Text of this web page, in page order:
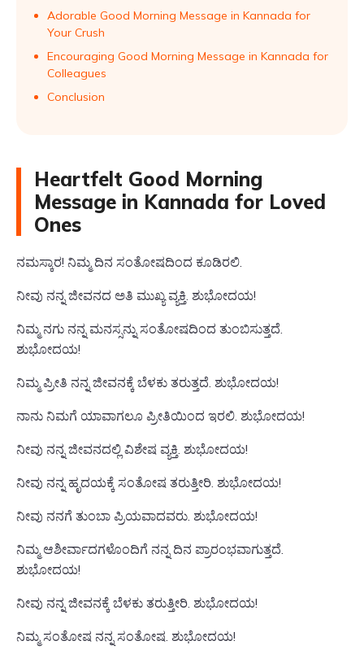
Adorable Good Morning Message in Kannada for
Your Crush
Encouraging Good Morning Message in Kannada for
Colleagues
Conclusion
Heartfelt Good Morning
Message in Kannada for Loved
Ones
ನಮಸ್ಕಾರ! ನಿಮ್ಮ ದಿನ ಸಂತೋಷದಿಂದ ಕೂಡಿರಲಿ.
ನೀವು ನನ್ನ ಜೀವನದ ಅತಿ ಮುಖ್ಯ ವ್ಯಕ್ತಿ. ಶುಭೋದಯ!
ನಿಮ್ಮ ನಗು ನನ್ನ ಮನಸ್ಸನ್ನು ಸಂತೋಷದಿಂದ ತುಂಬಿಸುತ್ತದೆ.
ಶುಭೋದಯ!
ನಿಮ್ಮ ಪ್ರೀತಿ ನನ್ನ ಜೀವನಕ್ಕೆ ಬೆಳಕು ತರುತ್ತದೆ. ಶುಭೋದಯ!
ನಾನು ನಿಮಗೆ ಯಾವಾಗಲೂ ಪ್ರೀತಿಯಿಂದ ಇರಲಿ. ಶುಭೋದಯ!
ನೀವು ನನ್ನ ಜೀವನದಲ್ಲಿ ವಿಶೇಷ ವ್ಯಕ್ತಿ. ಶುಭೋದಯ!
ನೀವು ನನ್ನ ಹೃದಯಕ್ಕೆ ಸಂತೋಷ ತರುತ್ತೀರಿ. ಶುಭೋದಯ!
ನೀವು ನನಗೆ ತುಂಬಾ ಪ್ರಿಯವಾದವರು. ಶುಭೋದಯ!
ನಿಮ್ಮ ಆಶೀರ್ವಾದಗಳೊಂದಿಗೆ ನನ್ನ ದಿನ ಪ್ರಾರಂಭವಾಗುತ್ತದೆ.
ಶುಭೋದಯ!
ನೀವು ನನ್ನ ಜೀವನಕ್ಕೆ ಬೆಳಕು ತರುತ್ತೀರಿ. ಶುಭೋದಯ!
ನಿಮ್ಮ ಸಂತೋಷ ನನ್ನ ಸಂತೋಷ. ಶುಭೋದಯ!